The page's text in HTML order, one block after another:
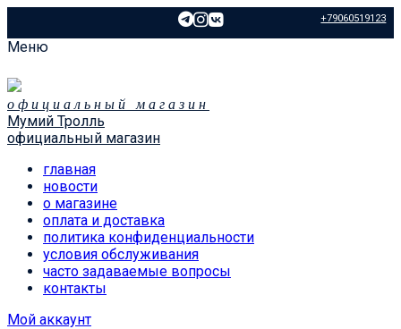
+79060519123
Меню
официальный магазин
Мумий Тролль
официальный магазин
главная
новости
о магазине
оплата и доставка
политика конфиденциальности
условия обслуживания
часто задаваемые вопросы
контакты
Мой аккаунт